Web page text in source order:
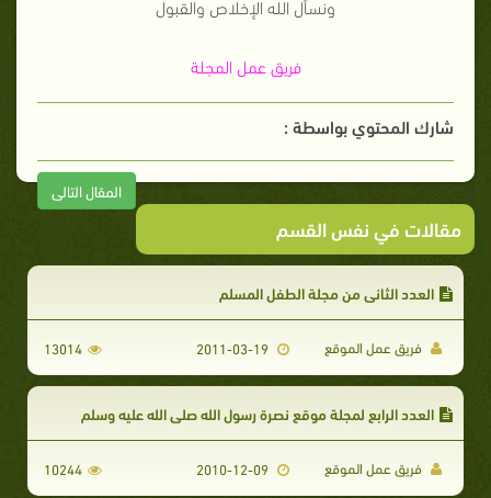
ونسأل الله الإخلاص والقبول
فريق عمل المجلة
شارك المحتوي بواسطة :
المقال التالى
مقالات في نفس القسم
العدد الثاني من مجلة الطفل المسلم
فريق عمل الموقع 13014
العدد الرابع لمجلة موقع نصرة رسول الله صلى الله عليه وسلم
فريق عمل الموقع 10244